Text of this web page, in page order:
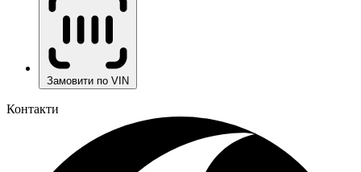
Замовити по VIN
Контакти